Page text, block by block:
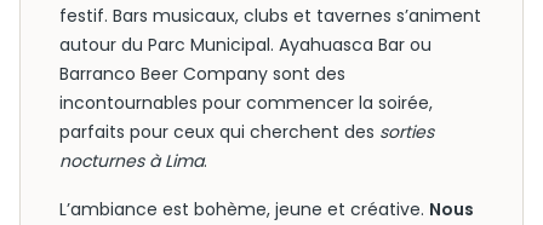
festif. Bars musicaux, clubs et tavernes s’animent
autour du Parc Municipal. Ayahuasca Bar ou
Barranco Beer Company sont des
incontournables pour commencer la soirée,
parfaits pour ceux qui cherchent des sorties
nocturnes à Lima.
L’ambiance est bohème, jeune et créative. Nous